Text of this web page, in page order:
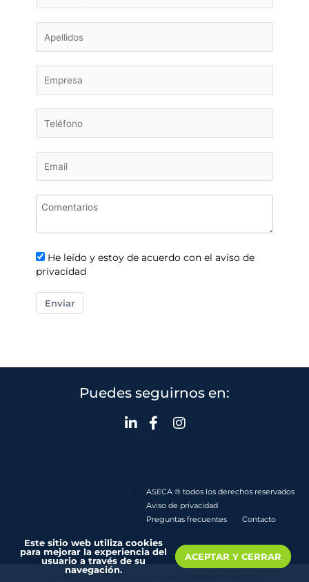
He leído y estoy de acuerdo con el aviso de
privacidad
Enviar
Puedes seguirnos en:
ASECA ® todos los derechos reservados
Aviso de privacidad
Preguntas frecuentes
Contacto
Creado y mantenido por encuentraysoluciona.digital
Este sitio web utiliza cookies
para mejorar la experiencia del
usuario a través de su
navegación.
ACEPTAR Y CERRAR